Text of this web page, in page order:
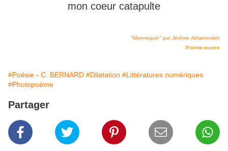
mon coeur catapulte
"Mannequin" par Jérôme Abramovitch
Poème-source
#Poésie - C. BERNARD #Dilatation #Littératures numériques
#Photopoème
Partager